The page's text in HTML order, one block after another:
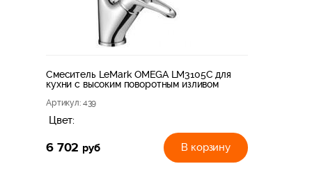
Смеситель LeMark OMEGA LM3105C для
кухни с высоким поворотным изливом
Артикул: 439
Цвет:
6 702 руб В корзину